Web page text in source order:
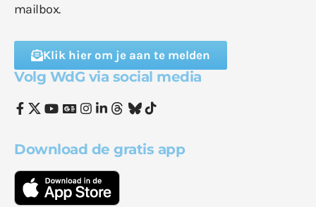
mailbox.
Klik hier om je aan te melden
Volg WdG via social media
Download de gratis app